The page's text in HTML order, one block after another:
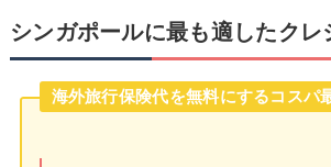
シンガポールに最も適したクレ
海外旅行保険代を無料にするコスパ